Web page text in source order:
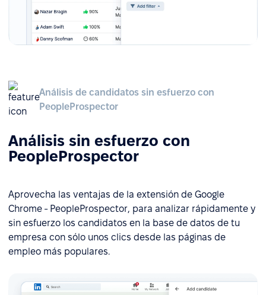
Análisis de candidatos sin esfuerzo con
PeopleProspector
Análisis sin esfuerzo con
PeopleProspector
Aprovecha las ventajas de la extensión de Google
Chrome - PeopleProspector, para analizar rápidamente y
sin esfuerzo los candidatos en la base de datos de tu
empresa con sólo unos clics desde las páginas de
empleo más populares.